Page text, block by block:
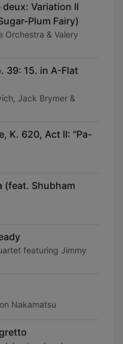
deux: Variation II
Plum Fairy)
Orchestra & Valery
39: 15. in A-Flat
Jack Brymer &
K. 620, Act II: "Pa-
(feat. Shubham
featuring Jimmy
Nakamatsu